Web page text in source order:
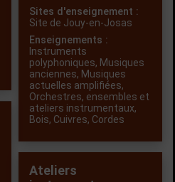
Sites d'enseignement :
Site de Jouy-en-Josas
Enseignements :
Instruments
polyphoniques, Musiques
anciennes, Musiques
actuelles amplifiées,
Orchestres, ensembles et
ateliers instrumentaux,
Bois, Cuivres, Cordes
Ateliers